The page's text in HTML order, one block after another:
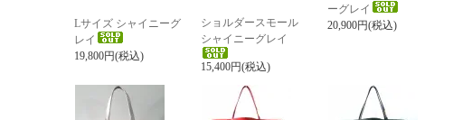
Lサイズ シャイニーグ
レイ
19,800円(税込)
ショルダースモール
シャイニーグレイ
15,400円(税込)
ーグレイ
20,900円(税込)